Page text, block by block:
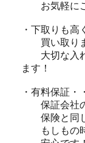
お気軽にご
・下取りも
買い取りま
大切な入れ
ます！
・有料保証・
保証会社の
保険と同じ
もしもの時